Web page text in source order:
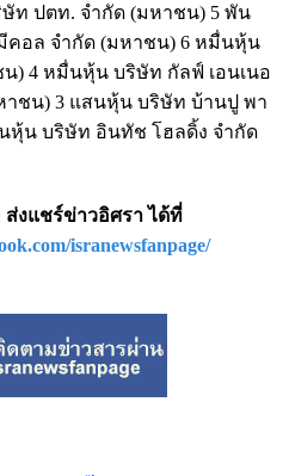
ษัท ปตท. จำกัด (มหาชน) 5 พัน
คอล จำกัด (มหาชน) 6 หมื่นหุ้น
) 4 หมื่นหุ้น บริษัท กัลฟ์ เอนเนอ
าชน) 3 แสนหุ้น บริษัท บ้านปู พา
หุ้น บริษัท อินทัช โฮลดิ้ง จำกัด
งแชร์ข่าวอิศรา ได้ที่
isranewsfanpage/